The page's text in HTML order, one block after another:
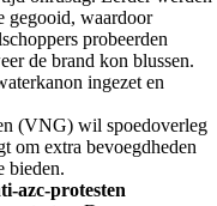
gegooid, waardoor
probeerden
de brand kon blussen.
ingezet en
(VNG) wil spoedoverleg
om extra bevoegdheden
bieden.
azc-protesten